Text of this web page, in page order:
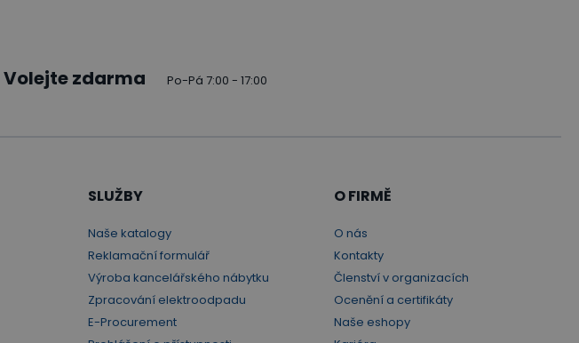
Volejte zdarma Po-Pá 7:00 - 17:00
SLUŽBY
Naše katalogy
Reklamační formulář
Výroba kancelářského nábytku
Zpracování elektroodpadu
E-Procurement
O FIRMĚ
O nás
Kontakty
Členství v organizacích
Ocenění a certifikáty
Naše eshopy